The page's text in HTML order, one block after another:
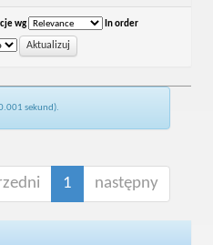
wg In order
sekund).
1 następny